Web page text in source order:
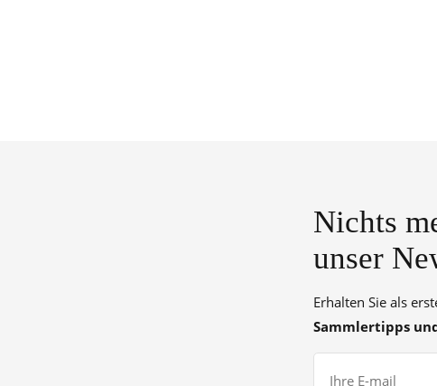
Nichts
unser
Erhalten Sie als
Sammlertipps